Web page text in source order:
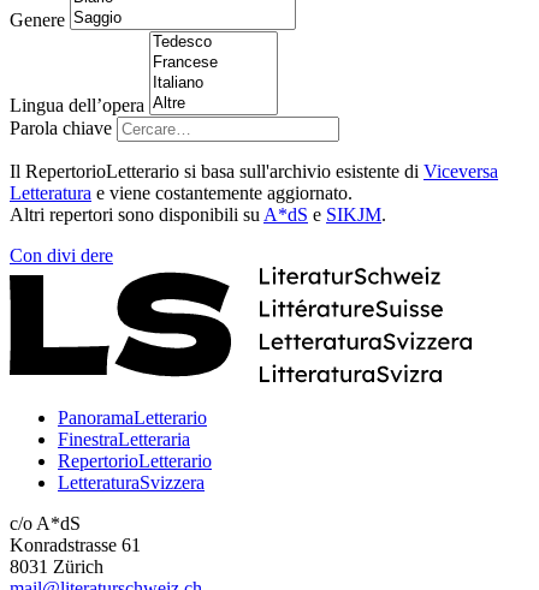
Genere
Lingua dell’opera
Parola chiave
Il RepertorioLetterario si basa sull'archivio esistente di Viceversa
Letteratura e viene costantemente aggiornato.
Altri repertori sono disponibili su A*dS e SIKJM.
Con divi dere
PanoramaLetterario
FinestraLetteraria
RepertorioLetterario
LetteraturaSvizzera
c/o A*dS
Konradstrasse 61
8031 Zürich